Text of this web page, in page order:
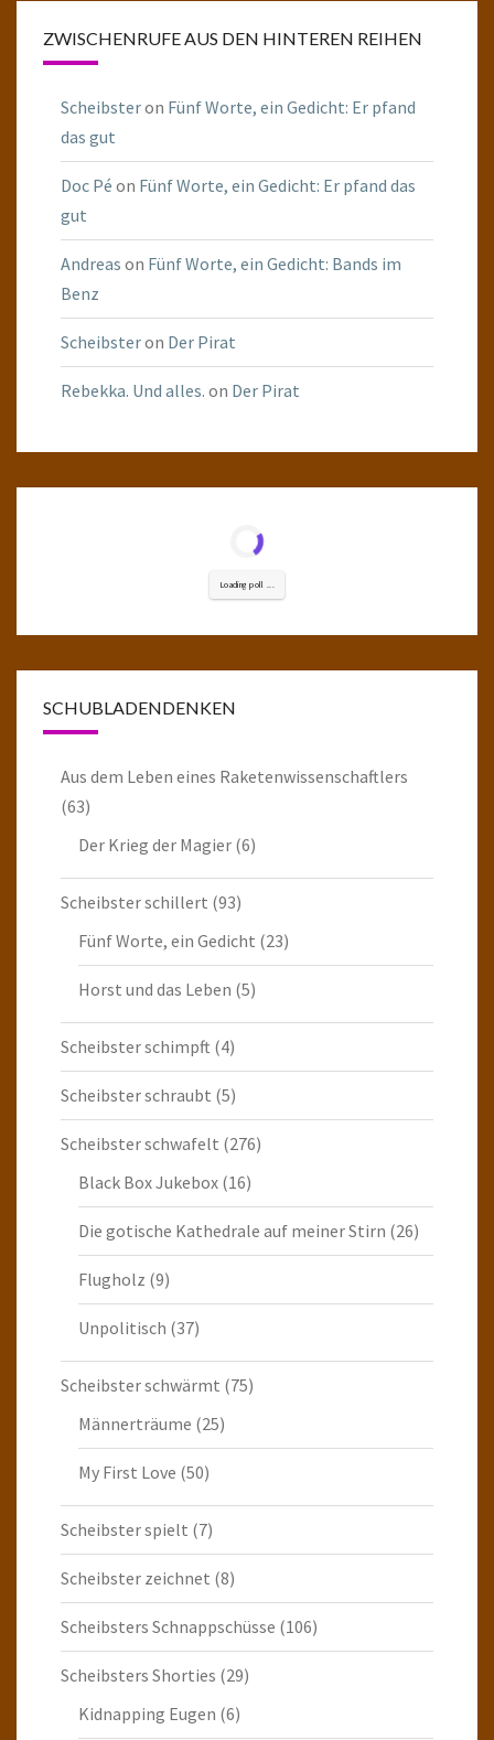
ZWISCHENRUFE AUS DEN HINTEREN REIHEN
Scheibsteron Fünf Worte, ein Gedicht: Er pfand
das gut
Doc Pé on Fünf Worte, ein Gedicht: Er pfand das
gut
Andreas on Fünf Worte, ein Gedicht: Bands im
Benz
Scheibsteron Der Pirat
Rebekka. Und alles. on Der Pirat
Loading poll ...
SCHUBLADENDENKEN
Aus dem Leben eines Raketenwissenschaftlers
(63)
Der Krieg der Magier (6)
Scheibster schillert (93)
Fünf Worte, ein Gedicht (23)
Horst und das Leben (5)
Scheibster schimpft (4)
Scheibster schraubt (5)
Scheibster schwafelt (276)
Black Box Jukebox (16)
Die gotische Kathedrale auf meiner Stirn (26)
Flugholz (9)
Unpolitisch (37)
Scheibster schwärmt (75)
Männerträume (25)
My First Love (50)
Scheibster spielt (7)
Scheibster zeichnet (8)
Scheibsters Schnappschüsse (106)
Scheibsters Shorties (29)
Kidnapping Eugen (6)